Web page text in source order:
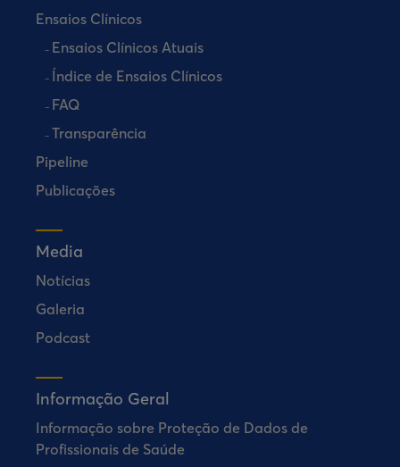
Ensaios Clínicos
Ensaios Clínicos Atuais
Índice de Ensaios Clínicos
FAQ
Transparência
Pipeline
Publicações
Media
Notícias
Galeria
Podcast
Informação Geral
Informação sobre Proteção de Dados de
Profissionais de Saúde